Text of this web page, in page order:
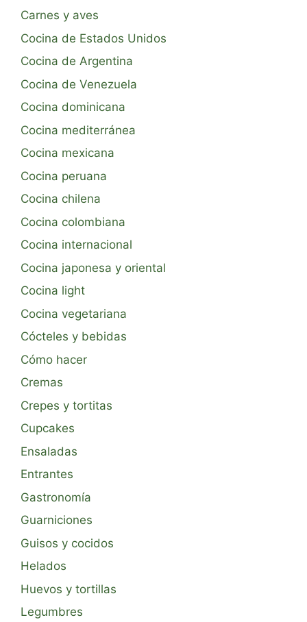
Carnes y aves
Cocina de Estados Unidos
Cocina de Argentina
Cocina de Venezuela
Cocina dominicana
Cocina mediterránea
Cocina mexicana
Cocina peruana
Cocina chilena
Cocina colombiana
Cocina internacional
Cocina japonesa y oriental
Cocina light
Cocina vegetariana
Cócteles y bebidas
Cómo hacer
Cremas
Crepes y tortitas
Cupcakes
Ensaladas
Entrantes
Gastronomía
Guarniciones
Guisos y cocidos
Helados
Huevos y tortillas
Legumbres